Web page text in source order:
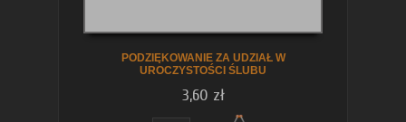
PODZIĘKOWANIE ZA UDZIAŁ W
UROCZYSTOŚCI ŚLUBU
3,60 zł